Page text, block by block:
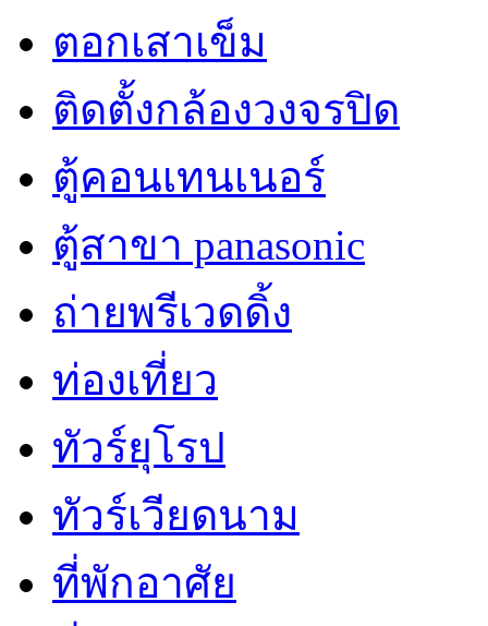
ตอกเสาเข็ม
ติดตั้งกล้องวงจรปิด
ตู้คอนเทนเนอร์
ตู้สาขา panasonic
ถ่ายพรีเวดดิ้ง
ท่องเที่ยว
ทัวร์ยุโรป
ทัวร์เวียดนาม
ที่พักอาศัย